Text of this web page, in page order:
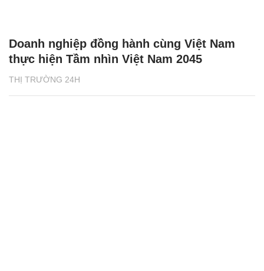
THỊ TRƯỜNG 24H
Doanh nghiệp đồng hành cùng Việt Nam
thực hiện Tầm nhìn Việt Nam 2045